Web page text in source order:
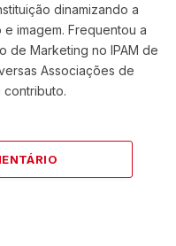
dinamizando a
imagem. Frequentou a
de Marketing no IPAM de
Associações de
contributo.